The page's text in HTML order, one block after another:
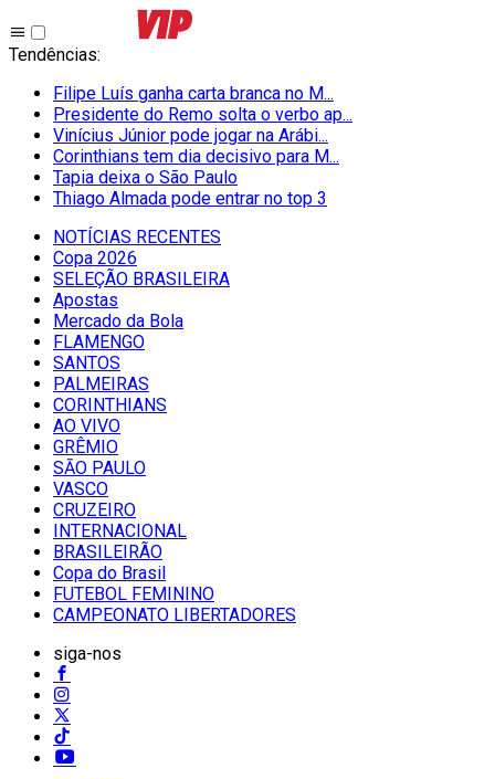
Tendências:
Filipe Luís ganha carta branca no M...
Presidente do Remo solta o verbo ap...
Vinícius Júnior pode jogar na Arábi...
Corinthians tem dia decisivo para M...
Tapia deixa o São Paulo
Thiago Almada pode entrar no top 3
NOTÍCIAS RECENTES
Copa 2026
SELEÇÃO BRASILEIRA
Apostas
Mercado da Bola
FLAMENGO
SANTOS
PALMEIRAS
CORINTHIANS
AO VIVO
GRÊMIO
SĀO PAULO
VASCO
CRUZEIRO
INTERNACIONAL
BRASILEIRÃO
Copa do Brasil
FUTEBOL FEMININO
CAMPEONATO LIBERTADORES
siga-nos